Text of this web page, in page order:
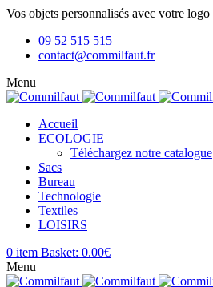
Vos objets personnalisés avec votre logo
09 52 515 515
contact@commilfaut.fr
Menu
Accueil
ECOLOGIE
Téléchargez notre catalogue
Sacs
Bureau
Technologie
Textiles
LOISIRS
0 item Basket: 0.00€
Menu